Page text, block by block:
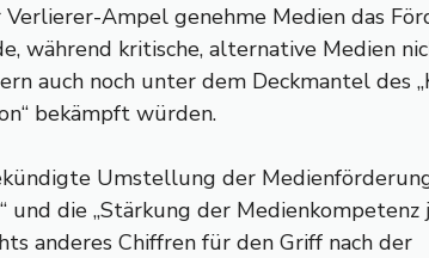
Verlierer-Ampel genehme Medien das
während kritische, alternative Medien
auch noch unter dem Deckmantel des
bekämpft würden.
Umstellung der
und die „Stärkung der Medienkompetenz
anderes Chiffren für den Griff nach der